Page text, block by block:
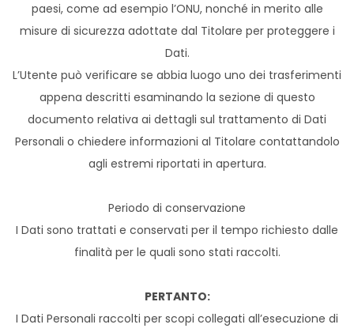
paesi, come ad esempio l’ONU, nonché in merito alle
misure di sicurezza adottate dal Titolare per proteggere i
Dati.
L’Utente può verificare se abbia luogo uno dei trasferimenti
appena descritti esaminando la sezione di questo
documento relativa ai dettagli sul trattamento di Dati
Personali o chiedere informazioni al Titolare contattandolo
agli estremi riportati in apertura.
Periodo di conservazione
I Dati sono trattati e conservati per il tempo richiesto dalle
finalità per le quali sono stati raccolti.
PERTANTO:
I Dati Personali raccolti per scopi collegati all’esecuzione di